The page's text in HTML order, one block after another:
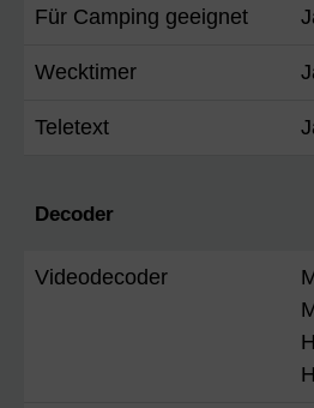
Für Camping geeignet
Wecktimer
Teletext
Decoder
Videodecoder